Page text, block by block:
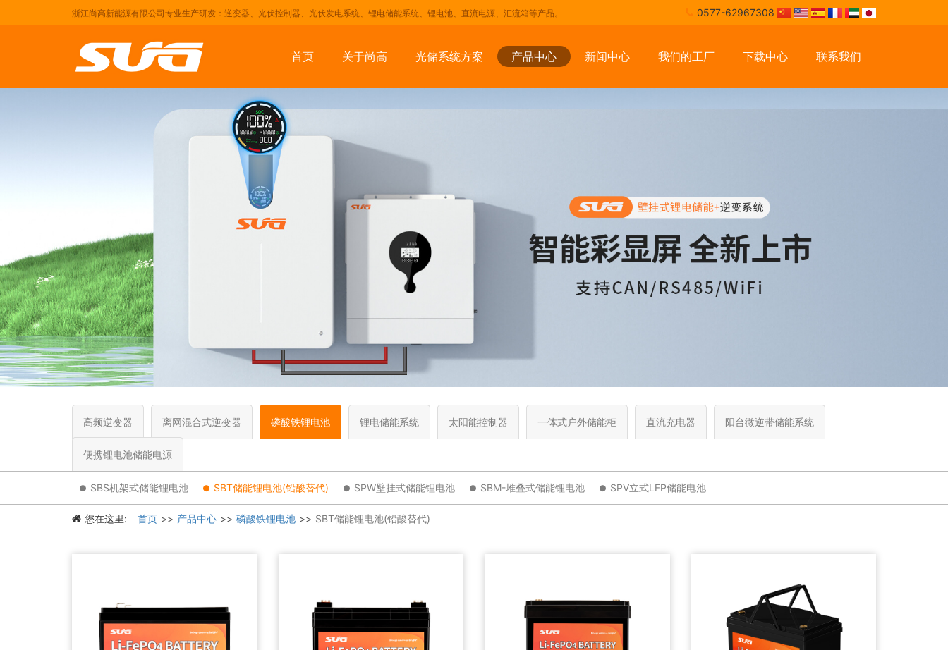
浙江尚高新能源有限公司专业生产研发：逆变器、光伏控制器、光伏发电系统、锂电储能系统、锂电池、直流电源、汇流箱等产品。 0577-62967308
首页 关于尚高 光储系统方案 产品中心 新闻中心 我们的工厂 下载中心 联系我们
高频逆变器 离网混合式逆变器 磷酸铁锂电池 锂电储能系统 太阳能控制器 一体式户外储能柜 直流充电器 阳台微逆带储能系统
便携锂电池储能电源
SBS机架式储能锂电池 SBT储能锂电池(铅酸替代) SPW壁挂式储能锂电池 SBM-堆叠式储能锂电池 SPV立式LFP储能电池
您在这里: 首页 产品中心 磷酸铁锂电池 SBT储能锂电池(铅酸替代)